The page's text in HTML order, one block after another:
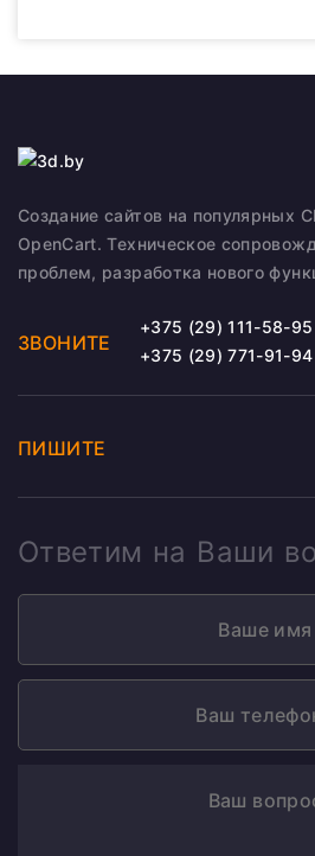
Создание сайтов на популярных
OpenCart. Техническое
проблем, разработка нового
ЗВОНИТЕ
+375 (29) 111-58-95
+375 (29) 771-91-94
ПИШИТЕ
Ответим на Ваши